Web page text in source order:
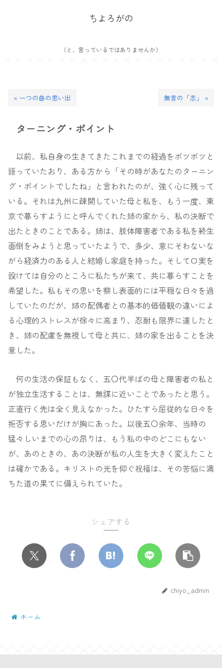
ちよろがの
（と、言っているではありませんか）
« 一つの曲の思い出 無言の「志」 »
ターニング・ポイント
以前、私自身の生きてきたこれまでの経過をポツポツと
語っていたおり、ある方から「その時があなたのターニン
グ・ポイントでしたね」と言われたのが、強く心に残って
いる。それは九州に疎開していた母と私を、もう一度、東
京で暮らすようにと呼んでくれた姉の家から、私の決断で
出たときのことである。姉は、肢体障害者である私を終生
面倒をみようと思っていたようで、多少、意にそわないな
がら経済力のある人と結婚し家庭を持った。そして口実を
設けては自分のところに私たちが来て、共に暮らすことを
希望した。私もその思いを察し表面的には平穏な日々を過
していたのだが、姉の配偶者との基本的価値観の違いによ
る心理的ストレスが徐々に高まり、忍耐も限界に達したと
き、姉の配慮を無視して母と共に、姉の家を出ることを決
意した。
何の生活の保証もなく、五〇代半ばの母と障害者の私と
が独立生活することは、無謀に近いことであったと思う。
正直行く先は全く見えなかった。ひたすら屈従的な日々を
拒否する思いだけが胸にあった。以後五〇余年、当時の
猛々しいまでの心の昂りは、もう私の中のどこにもない
が、あのときの、あの決断が私の人生を大きく変えたこと
は確かである。キリストの光を仰ぐ祝福は、その苦悩に満
ちた道の果てに備えられていた。
シェアする
chiyo_admin
ホーム